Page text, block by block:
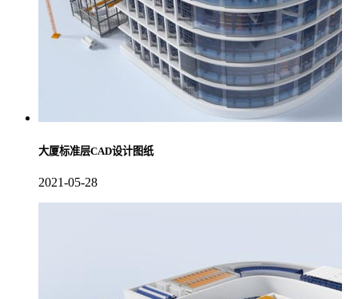
大厦标准层CAD设计图纸
2021-05-28